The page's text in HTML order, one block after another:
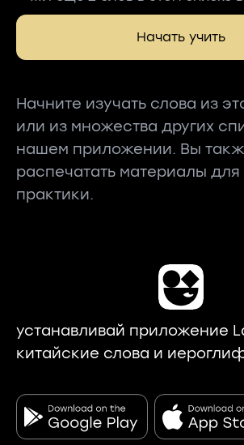
Начать учить
Начните изучать слова из
или из множества других
нашем приложении. Вы
распечатать материалы
практики.
устанавливай приложение
китайские слова и